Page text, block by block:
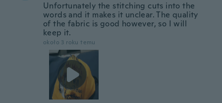
Unfortunately the stitching cuts into the
words and it makes it unclear. The quality
of the fabric is good however, so I will
keep it.
około 3 roku temu